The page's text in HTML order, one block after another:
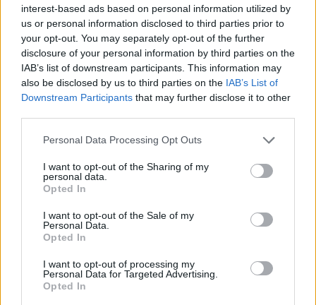
interest-based ads based on personal information utilized by
us or personal information disclosed to third parties prior to
your opt-out. You may separately opt-out of the further
disclosure of your personal information by third parties on the
IAB’s list of downstream participants. This information may
also be disclosed by us to third parties on the IAB’s List of
Downstream Participants that may further disclose it to other
Please note that this website/app uses one or more Google
not limited to your visit or usage behaviour. You may click to
grant or deny consent to Google and its third-party tags to
use your data for below specified purposes in below Google
consent section.
Personal Data Processing Opt Outs
I want to opt-out of the Sharing of my
personal data.
Opted In
I want to opt-out of the Sale of my
Personal Data.
Opted In
I want to opt-out of processing my
Personal Data for Targeted Advertising.
Opted In
Fodor Annamária: "Fogom a kezét,
szinhazhu•2012. január 27.